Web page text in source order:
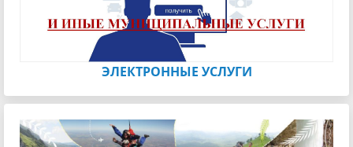
ЭЛЕКТРОННЫЕ УСЛУГИ